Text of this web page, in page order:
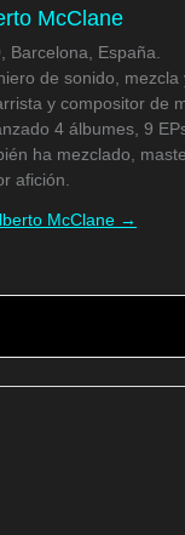
McClane
Barcelona, España.
de sonido, mezcla
y compositor de
4 álbumes, 9
ha mezclado,
afición.
McClane →